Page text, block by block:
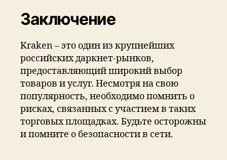
Заключение
Kraken – это один из крупнейших
российских даркнет-рынков,
предоставляющий широкий выбор
товаров и услуг. Несмотря на свою
популярность, необходимо помнить о
рисках, связанных с участием в таких
торговых площадках. Будьте осторожны
и помните о безопасности в сети.